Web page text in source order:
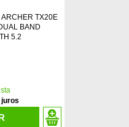
TX20E
BAND
5.2